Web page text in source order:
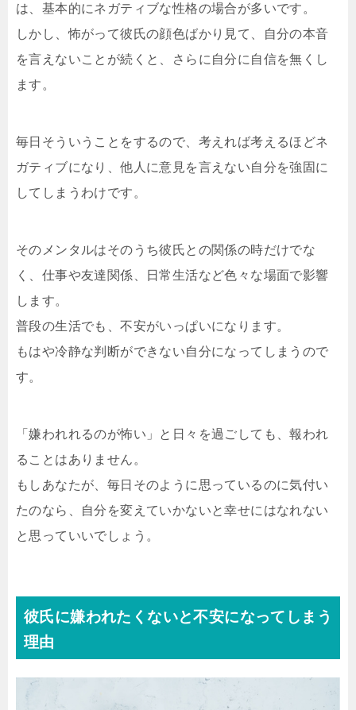
は、基本的にネガティブな性格の場合が多いです。
しかし、怖がって彼氏の顔色ばかり見て、自分の本音
を言えないことが続くと、さらに自分に自信を無くし
ます。
毎日そういうことをするので、考えれば考えるほどネ
ガティブになり、他人に意見を言えない自分を強固に
してしまうわけです。
そのメンタルはそのうち彼氏との関係の時だけでな
く、仕事や友達関係、日常生活など色々な場面で影響
します。
普段の生活でも、不安がいっぱいになります。
もはや冷静な判断ができない自分になってしまうので
す。
「嫌われれるのが怖い」と日々を過ごしても、報われ
ることはありません。
もしあなたが、毎日そのように思っているのに気付い
たのなら、自分を変えていかないと幸せにはなれない
と思っていいでしょう。
彼氏に嫌われたくないと不安になってしまう
理由